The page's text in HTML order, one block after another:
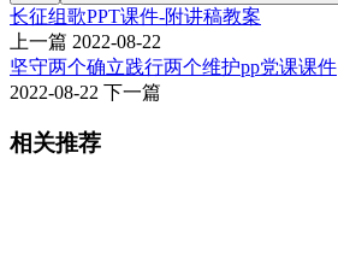
长征组歌PPT课件-附讲稿教案
上一篇 2022-08-22
坚守两个确立践行两个维护pp党课课件
2022-08-22 下一篇
相关推荐